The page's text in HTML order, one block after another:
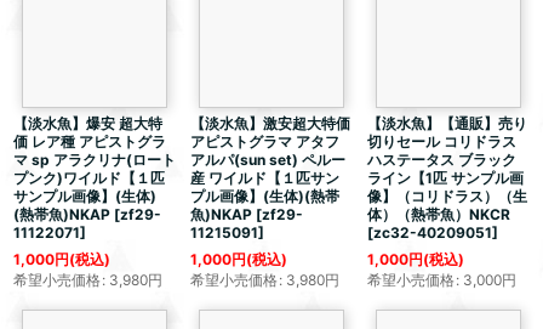
【淡水魚】爆安 超大特
価 レア種 アピストグラ
マ sp アラクリナ(ロート
プンク)ワイルド【１匹
サンプル画像】(生体)
(熱帯魚)NKAP [zf29-
11122071]
1,000円(税込)
希望小売価格: 3,980円
【淡水魚】激安超大特価
アピストグラマ アタフ
アルパ(sun set) ペルー
産 ワイルド【１匹サン
プル画像】(生体)(熱帯
魚)NKAP [zf29-
11215091]
1,000円(税込)
希望小売価格: 3,980円
【淡水魚】【通販】売り
切りセール コリドラス
ハステータス ブラック
ライン【1匹 サンプル画
像】（コリドラス）（生
体）（熱帯魚）NKCR
[zc32-40209051]
1,000円(税込)
希望小売価格: 3,000円